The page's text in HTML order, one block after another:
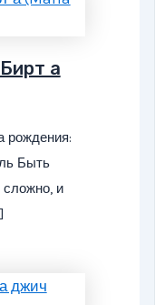
а
рождения:
Быть
и